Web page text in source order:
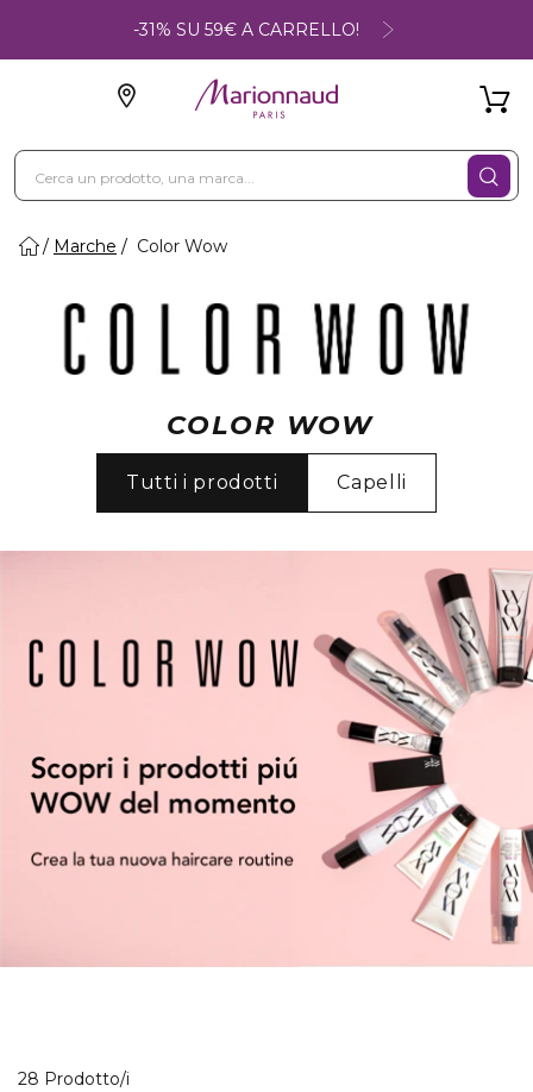
-31% SU 59€ A CARRELLO!
Marche Color Wow
COLOR WOW
Tutti i prodotti Capelli
28 Prodotto/i